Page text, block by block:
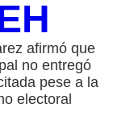
afirmó que
no entregó
pese a la
electoral